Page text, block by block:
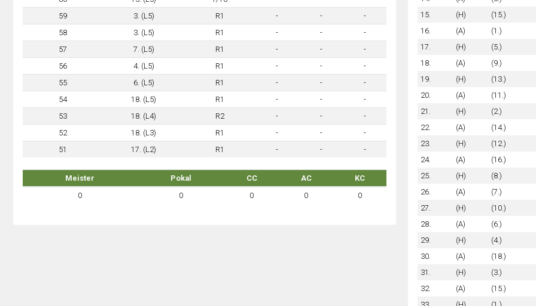
59
3. (L5) R1 - -
-
58
3. (L5) R1 - -
-
57
7. (L5) R1 - -
-
56
4. (L5) R1 - -
-
55
6. (L5) R1 - -
-
54
18. (L5) R1 - -
-
53
18. (L4) R2 - -
-
52
18. (L3) R1 - -
-
51
17. (L2) R1 - - -
Meister Pokal CC AC
KC
0
0 0 0 0
15.
(H) (15.)
16.
(A) (1.)
17.
(H) (5.)
18.
(A) (9.)
19.
(H) (13.)
20.
(A) (11.)
21.
(H) (2.)
22.
(A) (14.)
23.
(H) (12.)
24.
(A) (16.)
25.
(H) (8.)
26.
(A) (7.)
27.
(H) (10.)
28.
(A) (6.)
29.
(H) (4.)
30.
(A) (18.)
31.
(H) (3.)
32.
(A) (15.)